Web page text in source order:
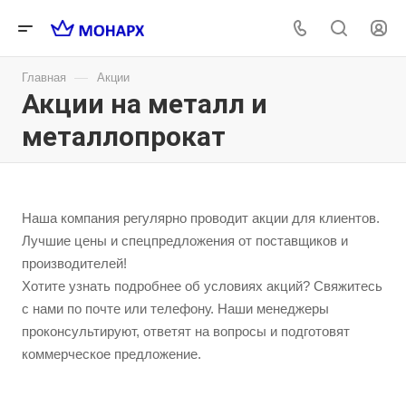
Главная — Акции
Акции на металл и
металлопрокат
Наша компания регулярно проводит акции для клиентов.
Лучшие цены и спецпредложения от поставщиков и
производителей!
Хотите узнать подробнее об условиях акций? Свяжитесь
с нами по почте или телефону. Наши менеджеры
проконсультируют, ответят на вопросы и подготовят
коммерческое предложение.